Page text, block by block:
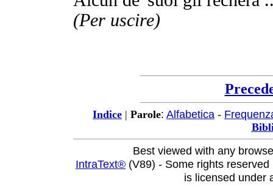
(Per uscire)
Indice | Parole: Alfabetica -
Best viewed with any
IntraText® (V89) - Some rights
is licensed under